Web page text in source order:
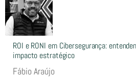
ROI e RONI em Cibersegurança:
impacto estratégico
Fábio Araújo